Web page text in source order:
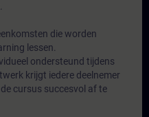
die worden
lessen.
ondersteund tijdens
krijgt iedere deelnemer
cursus succesvol af te